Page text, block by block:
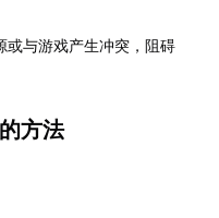
或与游戏产生冲突，阻碍
方法